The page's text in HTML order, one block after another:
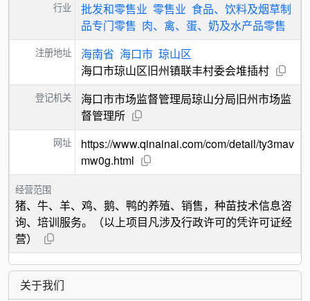
行业 批发和零售业 零售业 食品、饮料及烟草制
品专门零售 肉、禽、蛋、奶及水产品零售
注册地址 海南省 海口市 琼山区
海口市琼山区旧州镇联丰村委会堆插村
登记机关
海口市市场监督管理局琼山分局旧州市场监
督管理所
网址
https://www.qinainai.com/com/detail/ty3mav
mw0g.html
经营范围
猪、牛、羊、鸡、鹅、鸭的养殖、销售，种苗技术信息咨
询、培训服务。（以上项目凡涉及行政许可的凭许可证经
营）
关于我们